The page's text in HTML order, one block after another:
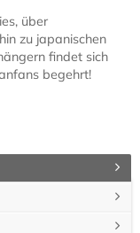
über
zu japanischen
findet sich
begehrt!